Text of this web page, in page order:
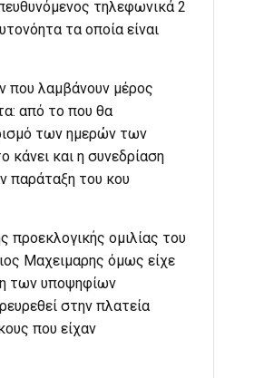
τηλεφωνικά 2
τα οποία είναι
που λαμβάνουν μέρος
από το που θα
των ημερών των
και η συνεδρίαση
παράταξη του κου
ομιλίας του
Μαχειμαρης όμως είχε
των υποψηφίων
στην πλατεία
που είχαν